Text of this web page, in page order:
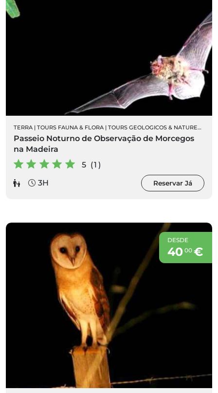
TERRA | TOURS FAUNA & FLORA | TOURS GEOLOGICOS & NATUREZA
Passeio Noturno de Observação de Morcegos
na Madeira
5 (1)
3H
Reservar Já
DESDE
40 00€